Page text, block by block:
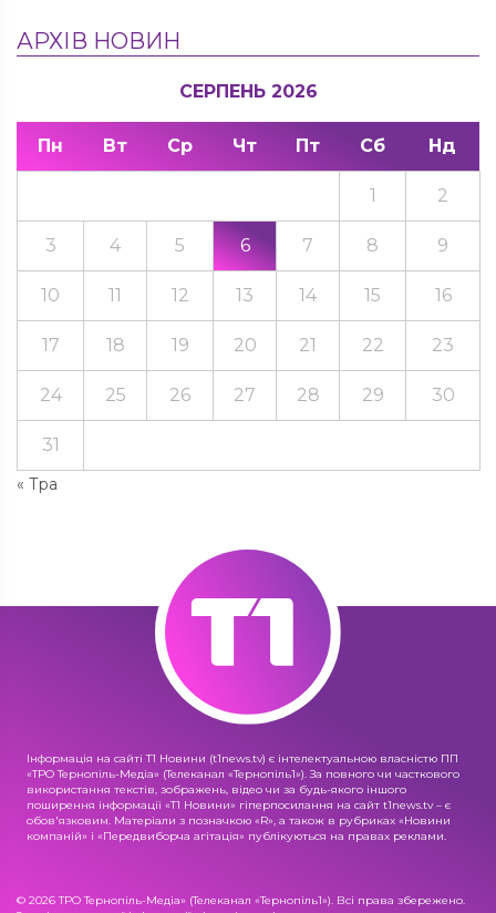
АРХІВ НОВИН
СЕРПЕНЬ 2026
Пн Вт Ср Чт Пт Сб Нд
« Тра
1 2
3 4 5 6 7 8 9
10 11 12 13 14 15 16
17 18 19 20 21 22 23
24 25 26 27 28 29 30
31
Інформація на сайті Т1 Новини (t1news.tv) є інтелектуальною власністю ПП
«ТРО Тернопіль-Медіа» (Телеканал «Тернопіль1»). За повного чи часткового
використання текстів, зображень, відео чи за будь-якого іншого
поширення інформації «Т1 Новини» гіперпосилання на сайт t1news.tv – є
обов'язковим. Матеріали з позначкою «R», а також в рубриках «Новини
компаній» і «Передвиборча агітація» публікуються на правах реклами.
© 2026 ТРО Тернопіль-Медіа» (Телеканал «Тернопіль1»). Всі права збережено.